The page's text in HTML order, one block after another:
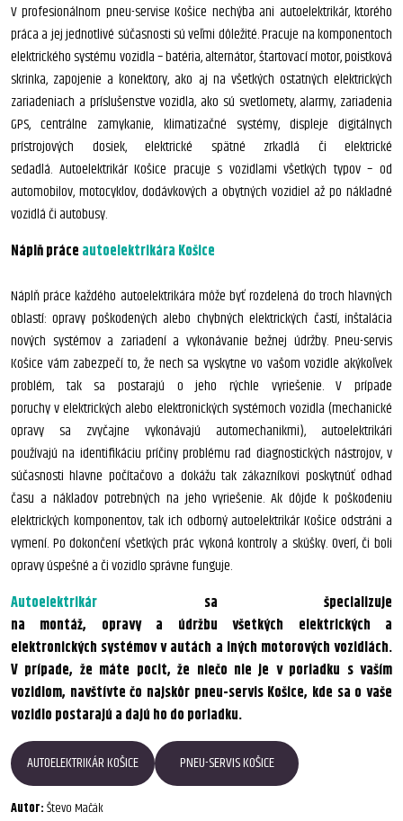
V profesionálnom pneu-servise Košice nechýba ani autoelektrikár, ktorého
práca a jej jednotlivé súčasnosti sú veľmi dôležité. Pracuje na komponentoch
elektrického systému vozidla – batéria, alternátor, štartovací motor, poistková
skrinka, zapojenie a konektory, ako aj na všetkých ostatných elektrických
zariadeniach a príslušenstve vozidla, ako sú svetlomety, alarmy, zariadenia
GPS, centrálne zamykanie, klimatizačné systémy, displeje digitálnych
prístrojových dosiek, elektrické spätné zrkadlá či elektrické
sedadlá. Autoelektrikár Košice pracuje s vozidlami všetkých typov – od
automobilov, motocyklov, dodávkových a obytných vozidiel až po nákladné
vozidlá či autobusy.
Náplň práce autoelektrikára Košice
Náplň práce každého autoelektrikára môže byť rozdelená do troch hlavných
oblastí: opravy poškodených alebo chybných elektrických častí, inštalácia
nových systémov a zariadení a vykonávanie bežnej údržby. Pneu-servis
Košice vám zabezpečí to, že nech sa vyskytne vo vašom vozidle akýkoľvek
problém, tak sa postarajú o jeho rýchle vyriešenie. V prípade
poruchy v elektrických alebo elektronických systémoch vozidla (mechanické
opravy sa zvyčajne vykonávajú automechanikmi), autoelektrikári
používajú na identifikáciu príčiny problému rad diagnostických nástrojov, v
súčasnosti hlavne počítačovo a dokážu tak zákazníkovi poskytnúť odhad
času a nákladov potrebných na jeho vyriešenie. Ak dôjde k poškodeniu
elektrických komponentov, tak ich odborný autoelektrikár Košice odstráni a
vymení. Po dokončení všetkých prác vykoná kontroly a skúšky. Overí, či boli
opravy úspešné a či vozidlo správne funguje.
Autoelektrikár sa špecializuje
na montáž, opravy a údržbu všetkých elektrických a
elektronických systémov v autách a iných motorových vozidlách.
V prípade, že máte pocit, že niečo nie je v poriadku s vaším
vozidlom, navštívte čo najskôr pneu-servis Košice, kde sa o vaše
vozidlo postarajú a dajú ho do poriadku.
AUTOELEKTRIKÁR KOŠICE PNEU-SERVIS KOŠICE
Autor:Števo Mačák